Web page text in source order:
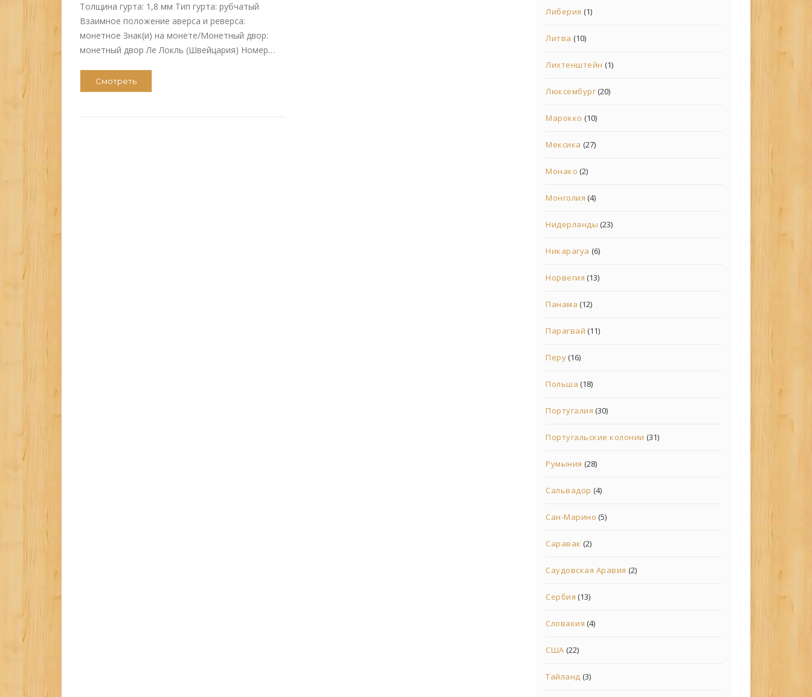
Толщина гурта: 1,8 мм Тип гурта: рубчатый
Взаимное положение аверса и реверса:
монетное Знак(и) на монете/Монетный двор:
монетный двор Ле Локль (Швейцария) Номер…
Смотреть
Либерия (1)
Литва (10)
Лихтенштейн (1)
Люксембург(20)
Марокко (10)
Мексика (27)
Монако (2)
Монголия (4)
Нидерланды (23)
Никарагуа (6)
Норвегия (13)
Панама (12)
Парагвай (11)
Перу(16)
Польша (18)
Португалия (30)
Португальские колонии (31)
Румыния (28)
Сальвадор (4)
Сан-Марино (5)
Саравак (2)
Саудовская Аравия (2)
Сербия (13)
Словакия (4)
США (22)
Тайланд (3)